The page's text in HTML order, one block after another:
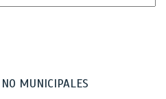
MUNICIPALES